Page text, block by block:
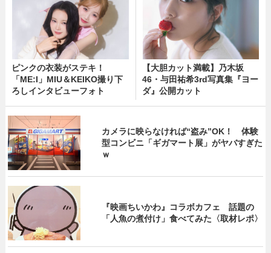
ピンクの衣装がステキ！
「ME:I」MIU＆KEIKO撮り下
ろしインタビューフォト
【大胆カット満載】乃木坂
46・与田祐希3rd写真集『ヨー
ダ』公開カット
カメラに映らなければ“盗み”OK！ 体験
型コンビニ「ギガマート展」がヤバすぎた
ｗ
『映画ちいかわ』コラボカフェ 話題の
「人魚の煮付け」食べてみた〈取材レポ〉